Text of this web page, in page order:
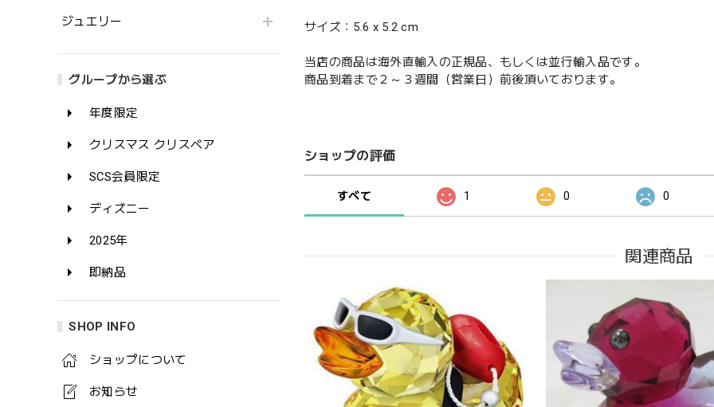
ジュエリー
グループから選ぶ
年度限定
クリスマス クリスベア
SCS会員限定
ディズニー
2025年
即納品
SHOP INFO
ショップについて
お知らせ
サイズ：5.6 x 5.2 cm
当店の商品は海外直輸入の正規品、もしくは並行輸入品です。
商品到着まで２～３週間（営業日）前後頂いております。
ショップの評価
すべて 1 0 0
関連商品